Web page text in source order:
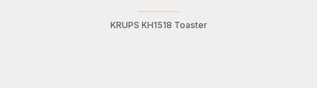
KRUPS KH1518 Toaster